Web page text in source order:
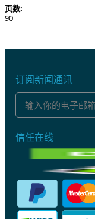
页数:
90
订阅新闻通讯
信任在线